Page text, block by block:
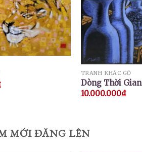
TRANH KHẮC GỖ
Dòng Thời Gian
10.000.000₫
MỚI ĐĂNG LÊN